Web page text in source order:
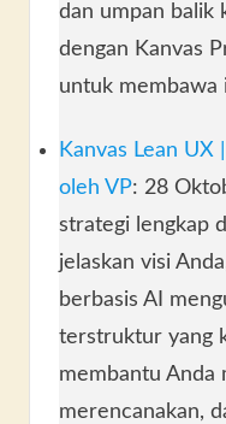
dan umpan balik
dengan Kanvas
untuk membawa
Kanvas Lean UX
oleh VP: 28
strategi lengkap
jelaskan visi
berbasis AI
terstruktur yang
membantu Anda
merencanakan,